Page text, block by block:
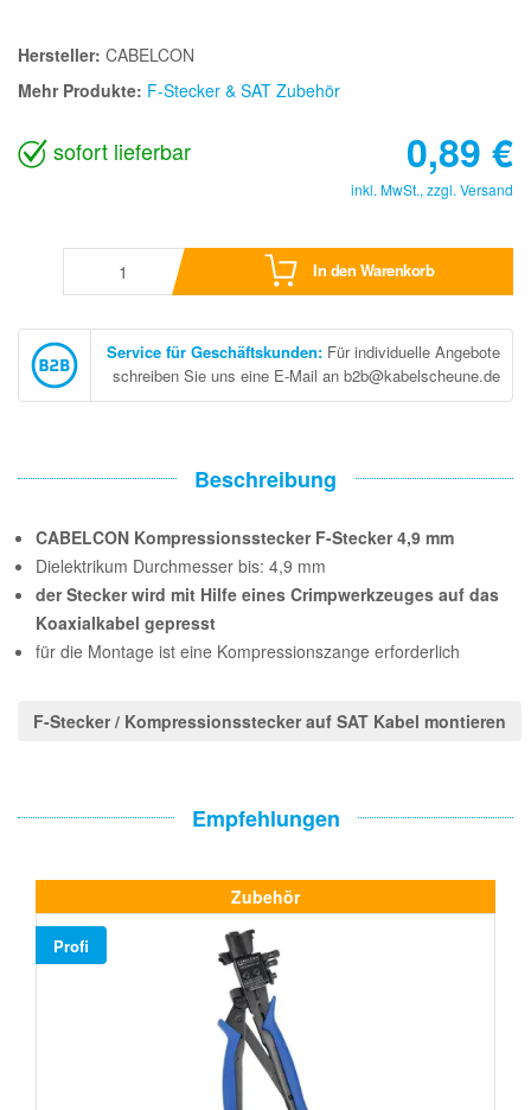
Hersteller: CABELCON
Mehr Produkte: F-Stecker & SAT Zubehör
sofort lieferbar 0,89 €
inkl. MwSt., zzgl. Versand
In den Warenkorb
Service für Geschäftskunden: Für individuelle Angebote
schreiben Sie uns eine E-Mail an b2b@kabelscheune.de
Beschreibung
CABELCON Kompressionsstecker F-Stecker 4,9 mm
Dielektrikum Durchmesser bis: 4,9 mm
der Stecker wird mit Hilfe eines Crimpwerkzeuges auf das
Koaxialkabel gepresst
für die Montage ist eine Kompressionszange erforderlich
F-Stecker / Kompressionsstecker auf SAT Kabel montieren
Empfehlungen
Zubehör
Profi